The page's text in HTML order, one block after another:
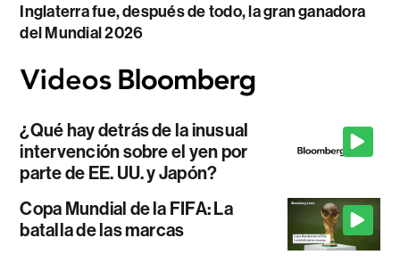
Inglaterra fue, después de todo, la gran ganadora
del Mundial 2026
¿Qué hay detrás de la inusual
intervención sobre el yen por
parte de EE. UU. y Japón?
Copa Mundial de la FIFA: La
batalla de las marcas